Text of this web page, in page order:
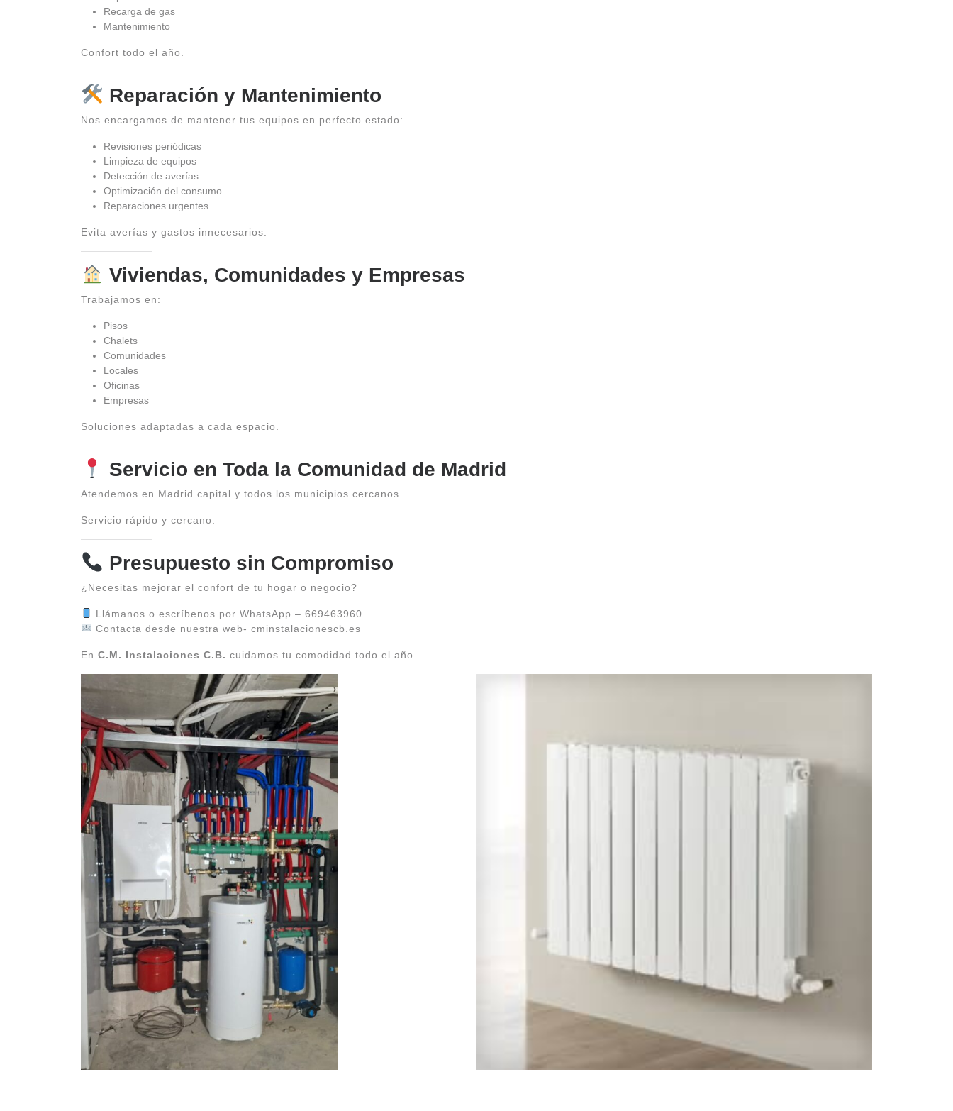
Recarga de gas
Mantenimiento
Confort todo el año.
Reparación y Mantenimiento
Nos encargamos de mantener tus equipos en perfecto estado:
Revisiones periódicas
Limpieza de equipos
Detección de averías
Optimización del consumo
Reparaciones urgentes
Evita averías y gastos innecesarios.
Viviendas, Comunidades y Empresas
Trabajamos en:
Pisos
Chalets
Comunidades
Locales
Oficinas
Empresas
Soluciones adaptadas a cada espacio.
Servicio en Toda la Comunidad de Madrid
Atendemos en Madrid capital y todos los municipios cercanos.
Servicio rápido y cercano.
Presupuesto sin Compromiso
¿Necesitas mejorar el confort de tu hogar o negocio?
Llámanos o escríbenos por WhatsApp – 669463960
Contacta desde nuestra web- cminstalacionescb.es
En C.M. Instalaciones C.B. cuidamos tu comodidad todo el año.